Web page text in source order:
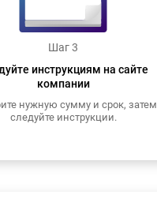
Шаг 3
инструкциям на сайте
компании
нужную сумму и срок, затем
следуйте инструкции.